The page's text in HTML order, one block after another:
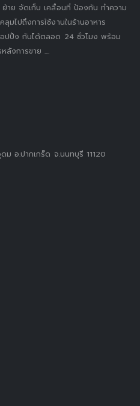
าย จัดเก็บ เคลื่อนที่ ป้องกัน ทำความ
มไปถึงการใช้งานในร้านอาหาร
ปปิ้ง กันได้ตลอด 24 ชั่วโมง พร้อม
งการขาย ....
อ.ปากเกร็ด จ.นนทบุรี 11120